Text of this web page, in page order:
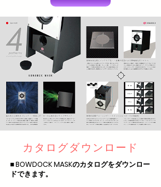
カタログダウンロード
■ BOWDOCK MASKのカタログをダウンロー
ドできます。